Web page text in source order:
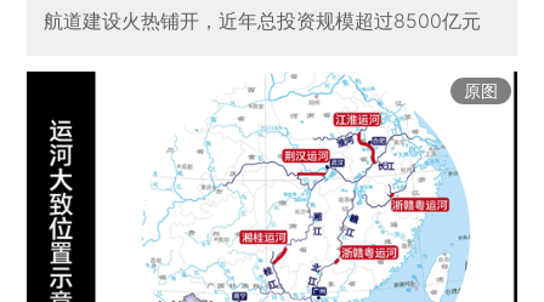
航道建设火热铺开，近年总投资规模超过8500亿元
原图